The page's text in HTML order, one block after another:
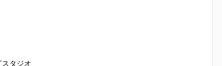
タジオ